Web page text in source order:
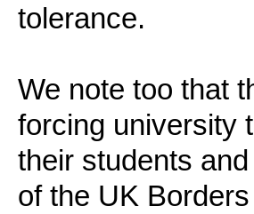
tolerance.
We note too that
forcing university
their students
of the UK